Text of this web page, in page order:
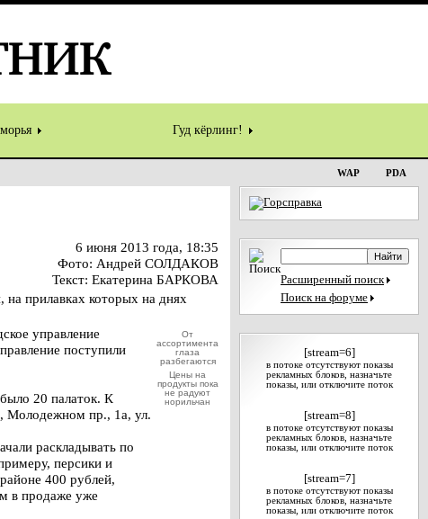
Гуд кёрлинг!
WAP PDA
6 июня 2013 года, 18:35
Фото: Андрей СОЛДАКОВ
Текст: Екатерина БАРКОВА
прилавках которых на днях
управление
поступили
20 палаток. К
Молодежном пр., 1а, ул.
раскладывать по
персики и
400 рублей,
в продаже уже
От
ассортимента
глаза
разбегаются
Цены на
продукты пока
не радуют
норильчан
Расширенный поиск
Поиск на форуме
[stream=6]
в потоке отсутствуют показы
рекламных блоков, назначьте
показы, или отключите поток
[stream=8]
в потоке отсутствуют показы
рекламных блоков, назначьте
показы, или отключите поток
[stream=7]
в потоке отсутствуют показы
рекламных блоков, назначьте
показы, или отключите поток